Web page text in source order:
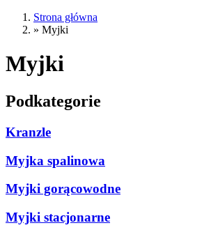
Strona główna
» Myjki
Myjki
Podkategorie
Kranzle
Myjka spalinowa
Myjki gorącowodne
Myjki stacjonarne